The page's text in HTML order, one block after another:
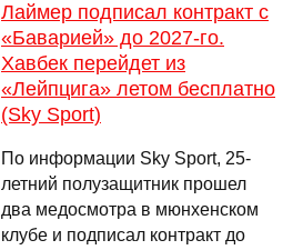
Лаймер подписал контракт с
«Баварией» до 2027-го.
Хавбек перейдет из
«Лейпцига» летом бесплатно
(Sky Sport)
По информации Sky Sport, 25-
летний полузащитник прошел
два медосмотра в мюнхенском
клубе и подписал контракт до